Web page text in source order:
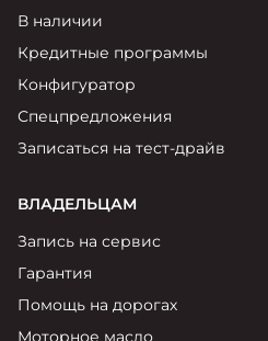
В наличии
Кредитные программы
Конфигуратор
Спецпредложения
Записаться на тест-драйв
ВЛАДЕЛЬЦАМ
Запись на сервис
Гарантия
Помощь на дорогах
Моторное масло